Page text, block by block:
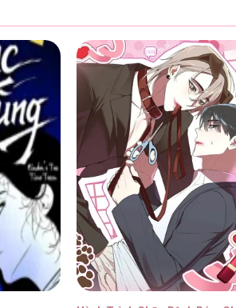
Linh Hồn Của Mu Ryeong [...] – Chap 50
Linh Hồn Của Mu Ryeong [...] – Chap
Linh Hồn Của Mu Ryeong [...] – Chap